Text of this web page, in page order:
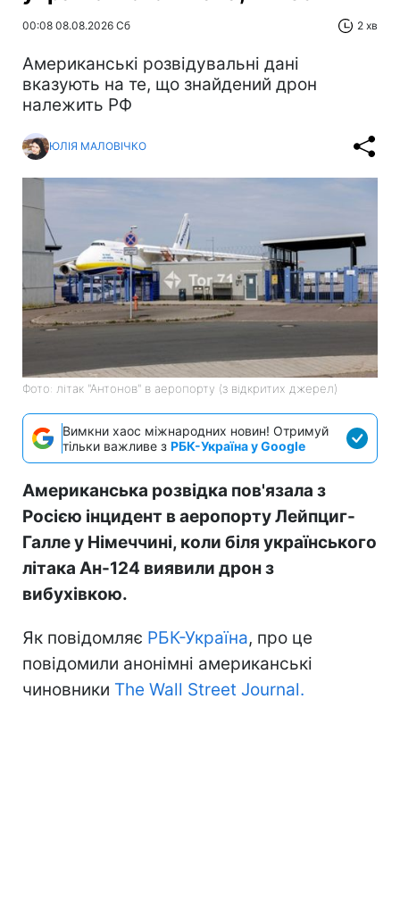
00:08 08.08.2026 Сб 2 хв
Американські розвідувальні дані
вказують на те, що знайдений дрон
належить РФ
ЮЛІЯ МАЛОВІЧКО
Фото: літак "Антонов" в аеропорту (з відкритих джерел)
Вимкни хаос міжнародних новин! Отримуй
тільки важливе з РБК-Україна у Google
Американська розвідка пов'язала з
Росією інцидент в аеропорту Лейпциг-
Галле у Німеччині, коли біля українського
літака Ан-124 виявили дрон з
вибухівкою.
Як повідомляє РБК-Україна, про це
повідомили анонімні американські
чиновники The Wall Street Journal.